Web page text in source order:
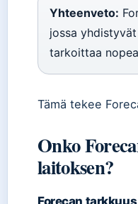
Yhteenveto:
jossa
tarkoittaa
Tämä tekee
Onko
laitoksen?
Forecan